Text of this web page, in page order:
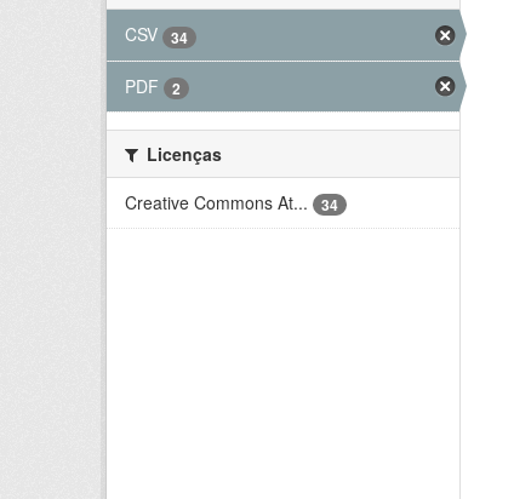
CSV
34
PDF 2
Licenças
Creative Commons At...
34